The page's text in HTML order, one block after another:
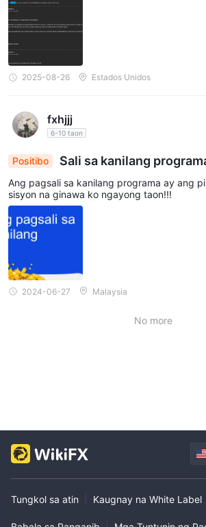
2025-08-26 Estados Unidos
fxhjjj
6-10 taon
Positibo Sali sa kanilang
Ang pagsali sa kanilang programa ay ang
sisyon na ginawa ko ngayong taon!!!
2024-06-27 Malaysia
No more
Tungkol sa atin Kaugnay na White Label